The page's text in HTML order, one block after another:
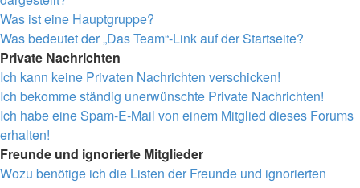
Was ist eine Hauptgruppe?
Was bedeutet der „Das Team“-Link auf der Startseite?
Private Nachrichten
Ich kann keine Privaten Nachrichten verschicken!
Ich bekomme ständig unerwünschte Private Nachrichten!
Ich habe eine Spam-E-Mail von einem Mitglied dieses Forums
erhalten!
Freunde und ignorierte Mitglieder
Wozu benötige ich die Listen der Freunde und ignorierten